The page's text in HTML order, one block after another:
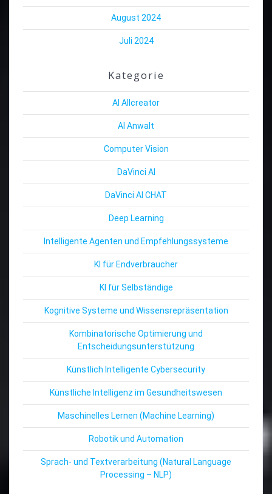
August 2024
Juli 2024
Kategorie
AI Allcreator
AI Anwalt
Computer Vision
DaVinci AI
DaVinci AI CHAT
Deep Learning
Intelligente Agenten und Empfehlungssysteme
KI für Endverbraucher
KI für Selbständige
Kognitive Systeme und Wissensrepräsentation
Kombinatorische Optimierung und
Entscheidungsunterstützung
Künstlich Intelligente Cybersecurity
Künstliche Intelligenz im Gesundheitswesen
Maschinelles Lernen (Machine Learning)
Robotik und Automation
Sprach- und Textverarbeitung (Natural Language
Processing – NLP)